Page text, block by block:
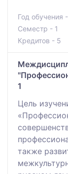
Год обучения
Семестр - 1
Кредитов - 5
1
Цель
также